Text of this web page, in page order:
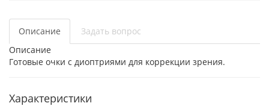
Описание
Задать вопрос
Описание
Готовые очки с диоптриями для коррекции зрения.
Характеристики